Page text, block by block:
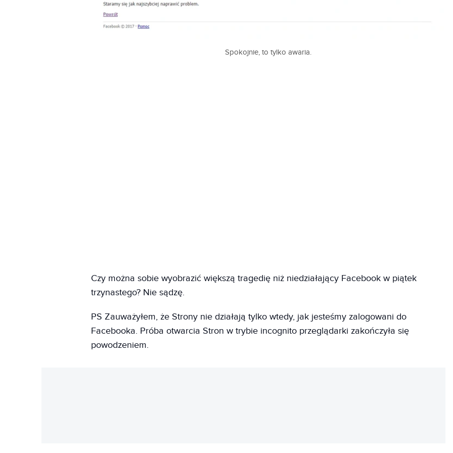
Spokojnie, to tylko awaria.
Czy można sobie wyobrazić większą tragedię niż niedziałający Facebook w piątek
trzynastego? Nie sądzę.
PS Zauważyłem, że Strony nie działają tylko wtedy, jak jesteśmy zalogowani do
Facebooka. Próba otwarcia Stron w trybie incognito przeglądarki zakończyła się
powodzeniem.